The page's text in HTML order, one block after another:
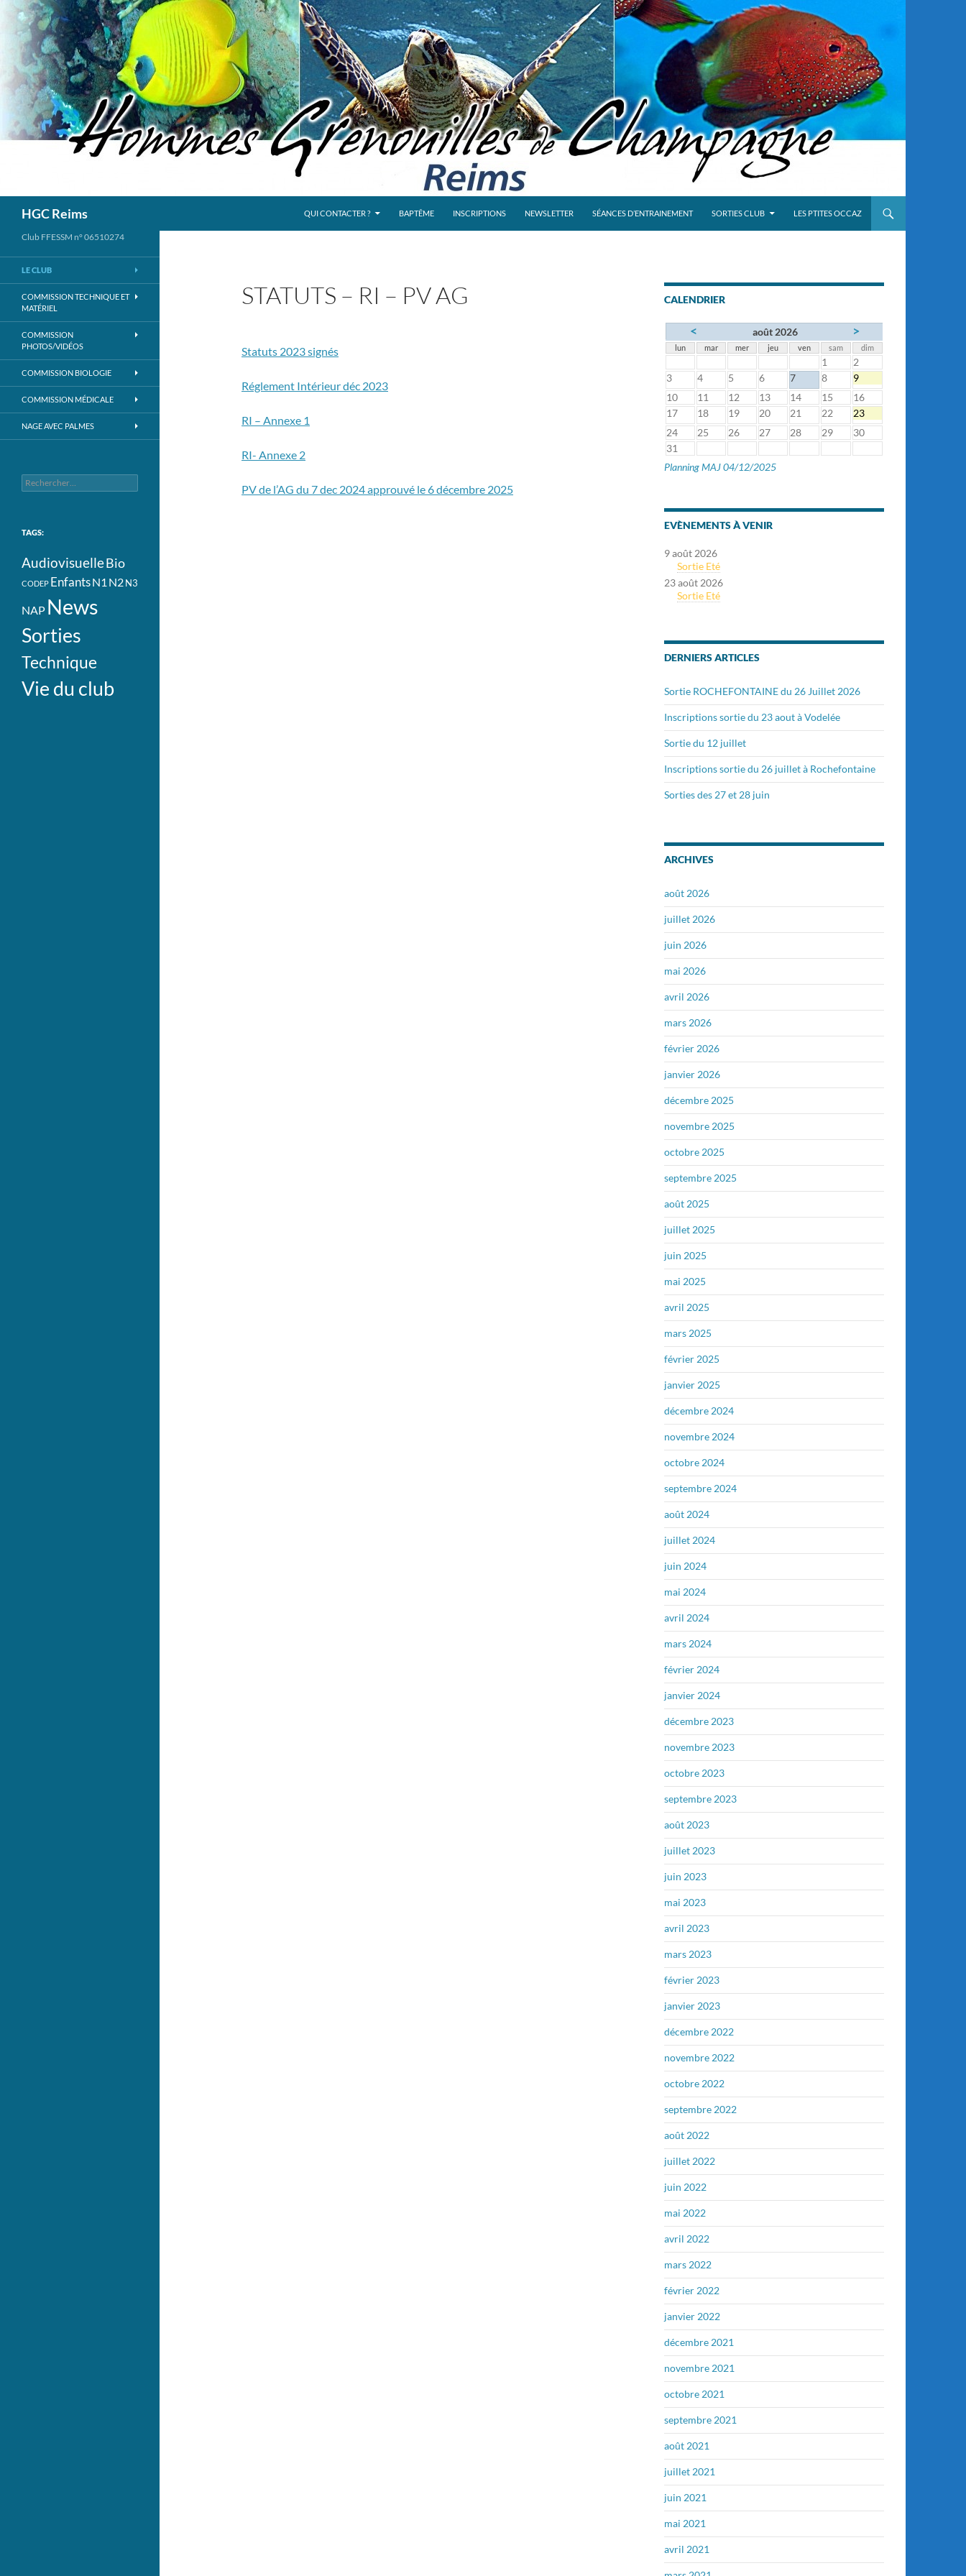
Aller
contenu
HGC Reims QUI CONTACTER ? BAPTÊME INSCRIPTIONS NEWSLETTER SÉANCES D’ENTRAINEMENT SORTIES CLUB LES PTITES OCCAZ
STATUTS – RI – PV AG
Statuts 2023 signés
Réglement Intérieur déc 2023
RI – Annexe 1
RI- Annexe 2
PV de l’AG du 7 dec 2024 approuvé le 6 décembre 2025
CALENDRIER
< août 2026 >
lun mar mer jeu ven sam dim
1
2
3
4 5 6 7 8
9
10
11 12 13 14 15
16
17
18 19 20 21 22
23
24
25 26 27 28 29
30
31
Planning MAJ 04/12/2025
EVÈNEMENTS À VENIR
9 août 2026
Sortie Eté
23 août 2026
Sortie Eté
DERNIERS ARTICLES
Sortie ROCHEFONTAINE du 26 Juillet 2026
Inscriptions sortie du 23 aout à Vodelée
Sortie du 12 juillet
Inscriptions sortie du 26 juillet à Rochefontaine
Sorties des 27 et 28 juin
ARCHIVES
août 2026
juillet 2026
juin 2026
mai 2026
avril 2026
mars 2026
février 2026
janvier 2026
décembre 2025
novembre 2025
octobre 2025
septembre 2025
août 2025
juillet 2025
juin 2025
mai 2025
avril 2025
mars 2025
février 2025
janvier 2025
décembre 2024
novembre 2024
octobre 2024
septembre 2024
août 2024
juillet 2024
juin 2024
mai 2024
avril 2024
mars 2024
février 2024
janvier 2024
décembre 2023
novembre 2023
octobre 2023
septembre 2023
août 2023
juillet 2023
juin 2023
mai 2023
avril 2023
mars 2023
février 2023
janvier 2023
décembre 2022
novembre 2022
octobre 2022
septembre 2022
août 2022
juillet 2022
juin 2022
mai 2022
avril 2022
mars 2022
février 2022
janvier 2022
décembre 2021
novembre 2021
octobre 2021
septembre 2021
août 2021
juillet 2021
juin 2021
mai 2021
avril 2021
Club FFESSM n° 06510274
LE CLUB
COMMISSION TECHNIQUE ET
MATÉRIEL
COMMISSION
PHOTOS/VIDÉOS
COMMISSION BIOLOGIE
COMMISSION MÉDICALE
NAGE AVEC PALMES
Rechercher :
TAGS:
AudiovisuelleBio
CODEP EnfantsN1 N2N3
NAP News
Sorties
Technique
Vie du club